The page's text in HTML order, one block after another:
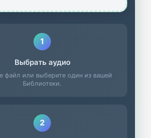
1
Выбрать аудио
файл или выберите один из вашей
Библиотеки.
2